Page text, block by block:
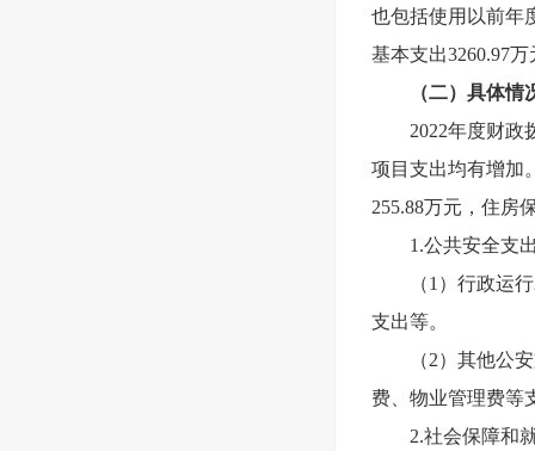
也包括使用以前年
基本支出3260.97
（二）具体情
2022年度财政
项目支出均有增加
255.88万元，住房
1.公共安全支
（1）行政运
支出等。
（2）其他公
费、物业管理费等
2.社会保障和